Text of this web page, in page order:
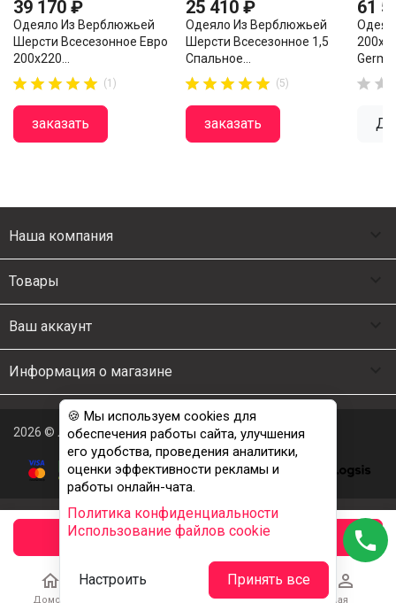
39 170 ₽
Одеяло Из Верблюжьей
Шерсти Всесезонное Евро
200х220...

 (1)
заказать
25 410 ₽
Одеяло Из Верблюжьей
Шерсти Всесезонное 1,5
Спальное...

 (5)
заказать
61
 
Наша компания
Товары
Ваш аккаунт
Информация о магазине
2026 © Люкс Постель
🍪 Мы используем cookies для
обеспечения работы сайта, улучшения
его удобства, проведения аналитики,
оценки эффективности рекламы и
работы онлайн-чата.
Политика конфиденциальности
Использование файлов cookie
Настроить Принять все
phone
заказать

Домой

Корзина

Избранное

Учетная